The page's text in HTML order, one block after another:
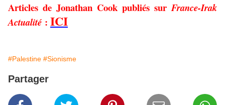
Articles de Jonathan Cook publiés surFrance-Irak
Actualité : ICI
#Palestine #Sionisme
Partager